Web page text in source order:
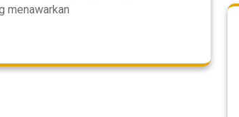
menawarkan